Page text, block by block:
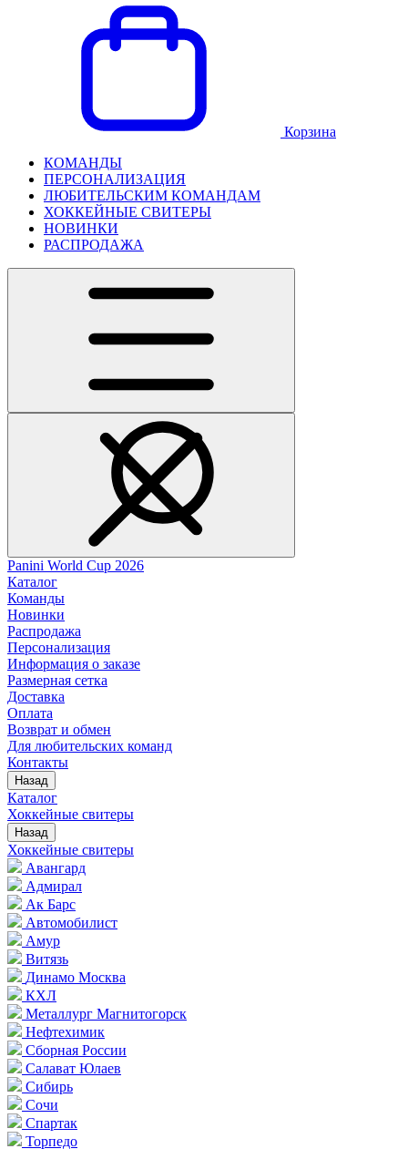
Корзина
КОМАНДЫ
ПЕРСОНАЛИЗАЦИЯ
ЛЮБИТЕЛЬСКИМ КОМАНДАМ
ХОККЕЙНЫЕ СВИТЕРЫ
НОВИНКИ
РАСПРОДАЖА
Panini World Cup 2026
Каталог
Команды
Новинки
Распродажа
Персонализация
Информация о заказе
Размерная сетка
Доставка
Оплата
Возврат и обмен
Для любительских команд
Контакты
Назад
Каталог
Хоккейные свитеры
Назад
Хоккейные свитеры
Авангард
Адмирал
Ак Барс
Автомобилист
Амур
Витязь
Динамо Москва
КХЛ
Металлург Магнитогорск
Нефтехимик
Сборная России
Салават Юлаев
Сибирь
Сочи
Спартак
Торпедо